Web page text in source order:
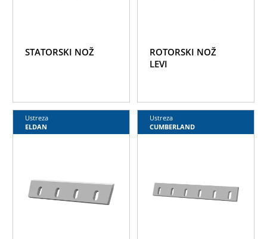
STATORSKI NOŽ
ROTORSKI NOŽ
LEVI
Ustreza
ELDAN
Ustreza
CUMBERLAND